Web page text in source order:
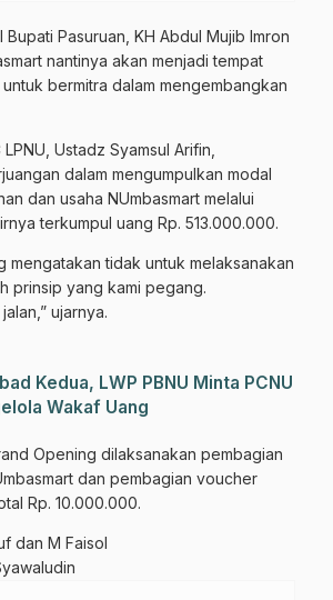
Bupati Pasuruan, KH Abdul Mujib Imron
nantinya akan menjadi tempat
bermitra dalam mengembangkan
Ustadz Syamsul Arifin,
dalam mengumpulkan modal
dan usaha NUmbasmart melalui
terkumpul uang Rp. 513.000.000.
mengatakan tidak untuk melaksanakan
prinsip yang kami pegang.
ujarnya.
Kedua, LWP PBNU Minta PCNU
Wakaf Uang
Opening dilaksanakan pembagian
dan pembagian voucher
Rp. 10.000.000.
dan M Faisol